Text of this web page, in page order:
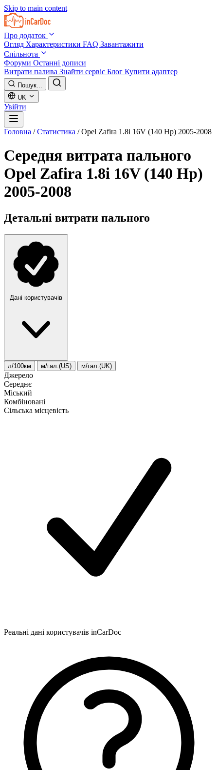
Skip to main content
Про додаток
Огляд Характеристики FAQ Завантажити
Спільнота
Форуми Останні дописи
Витрати палива Знайти сервіс Блог Купити адаптер
Пошук...
UK
Увійти
Головна / Статистика / Opel Zafira 1.8i 16V (140 Hp) 2005-2008
Середня витрата пального
Opel Zafira 1.8i 16V (140 Hp)
2005-2008
Детальні витрати пального
Дані користувачів
л/100км м/гал.(US) м/гал.(UK)
Джерело
Середнє
Міський
Комбіновані
Сільська місцевість
Реальні дані користувачів inCarDoc